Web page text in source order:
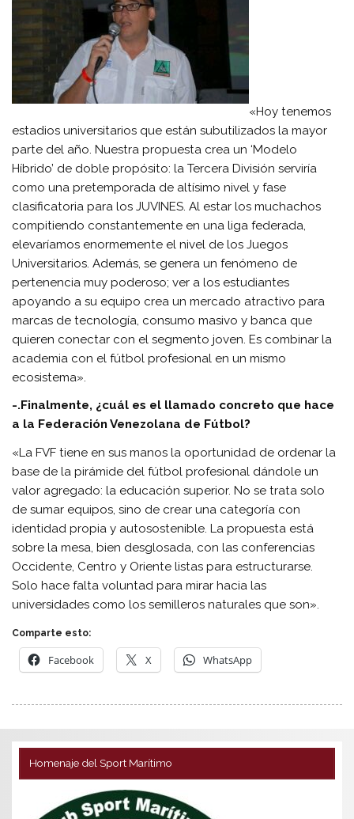
«Hoy tenemos
estadios universitarios que están subutilizados la mayor
parte del año. Nuestra propuesta crea un ‘Modelo
Híbrido’ de doble propósito: la Tercera División serviría
como una pretemporada de altísimo nivel y fase
clasificatoria para los JUVINES. Al estar los muchachos
compitiendo constantemente en una liga federada,
elevaríamos enormemente el nivel de los Juegos
Universitarios. Además, se genera un fenómeno de
pertenencia muy poderoso; ver a los estudiantes
apoyando a su equipo crea un mercado atractivo para
marcas de tecnología, consumo masivo y banca que
quieren conectar con el segmento joven. Es combinar la
academia con el fútbol profesional en un mismo
ecosistema».
-.Finalmente, ¿cuál es el llamado concreto que hace
a la Federación Venezolana de Fútbol?
«La FVF tiene en sus manos la oportunidad de ordenar la
base de la pirámide del fútbol profesional dándole un
valor agregado: la educación superior. No se trata solo
de sumar equipos, sino de crear una categoría con
identidad propia y autosostenible. La propuesta está
sobre la mesa, bien desglosada, con las conferencias
Occidente, Centro y Oriente listas para estructurarse.
Solo hace falta voluntad para mirar hacia las
universidades como los semilleros naturales que son».
Comparte esto:
Facebook X WhatsApp
Homenaje del Sport Marítimo